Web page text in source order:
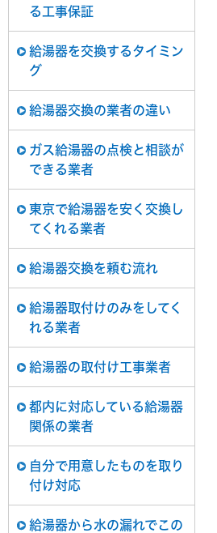
る工事保証
給湯器を交換するタイミン
グ
給湯器交換の業者の違い
ガス給湯器の点検と相談が
できる業者
東京で給湯器を安く交換し
てくれる業者
給湯器交換を頼む流れ
給湯器取付けのみをしてく
れる業者
給湯器の取付け工事業者
都内に対応している給湯器
関係の業者
自分で用意したものを取り
付け対応
給湯器から水の漏れでこの